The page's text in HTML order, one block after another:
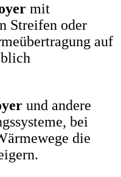
mit
Streifen oder
auf
und andere
bei
die